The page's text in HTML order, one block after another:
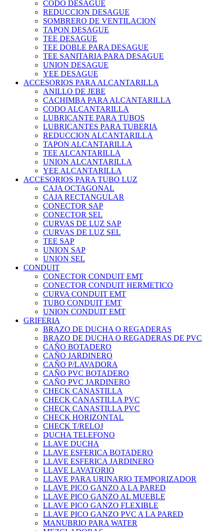
CODO DESAGUE
REDUCCION DESAGUE
SOMBRERO DE VENTILACION
TAPON DESAGUE
TEE DESAGUE
TEE DOBLE PARA DESAGUE
TEE SANITARIA PARA DESAGUE
UNION DESAGUE
YEE DESAGUE
ACCESORIOS PARA ALCANTARILLA
ANILLO DE JEBE
CACHIMBA PARA ALCANTARILLA
CODO ALCANTARILLA
LUBRICANTE PARA TUBOS
LUBRICANTES PARA TUBERIA
REDUCCION ALCANTARILLA
TAPON ALCANTARILLA
TEE ALCANTARILLA
UNION ALCANTARILLA
YEE ALCANTARILLA
ACCESORIOS PARA TUBO LUZ
CAJA OCTAGONAL
CAJA RECTANGULAR
CONECTOR SAP
CONECTOR SEL
CURVAS DE LUZ SAP
CURVAS DE LUZ SEL
TEE SAP
UNION SAP
UNION SEL
CONDUIT
CONECTOR CONDUIT EMT
CONECTOR CONDUIT HERMETICO
CURVA CONDUIT EMT
TUBO CONDUIT EMT
UNION CONDUIT EMT
GRIFERIA
BRAZO DE DUCHA O REGADERAS
BRAZO DE DUCHA O REGADERAS DE PVC
CAÑO BOTADERO
CAÑO JARDINERO
CAÑO P/LAVADORA
CAÑO PVC BOTADERO
CAÑO PVC JARDINERO
CHECK CANASTILLA
CHECK CANASTILLA PVC
CHECK CANASTILLA PVC
CHECK HORIZONTAL
CHECK T/RELOJ
DUCHA TELEFONO
LLAVE DUCHA
LLAVE ESFERICA BOTADERO
LLAVE ESFERICA JARDINERO
LLAVE LAVATORIO
LLAVE PARA URINARIO TEMPORIZADOR
LLAVE PICO GANZO A LA PARED
LLAVE PICO GANZO AL MUEBLE
LLAVE PICO GANZO FLEXIBLE
LLAVE PICO GANZO PVC A LA PARED
MANUBRIO PARA WATER